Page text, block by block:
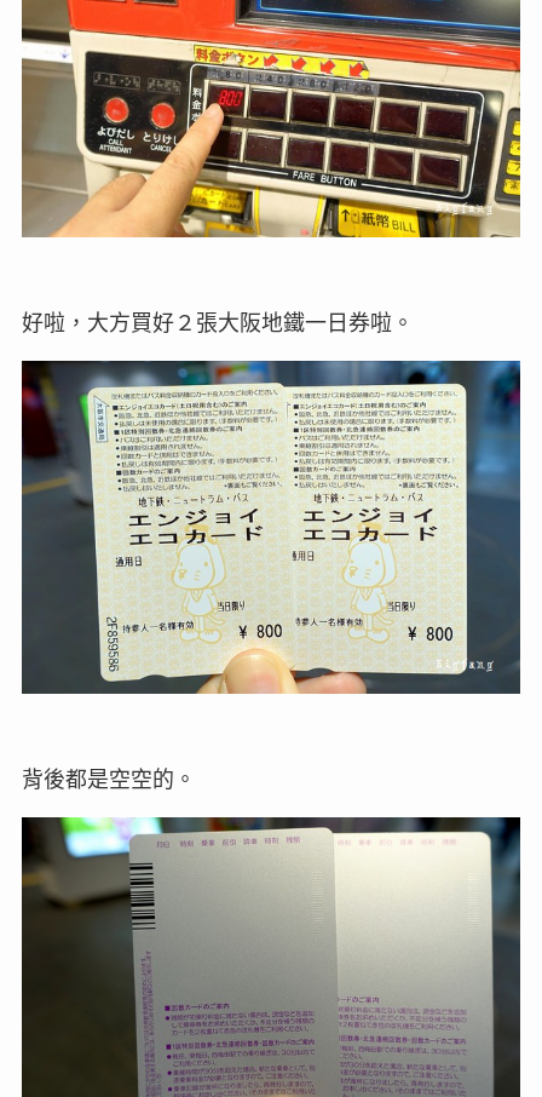
好啦，大方買好２張大阪地鐵一日券啦。
背後都是空空的。